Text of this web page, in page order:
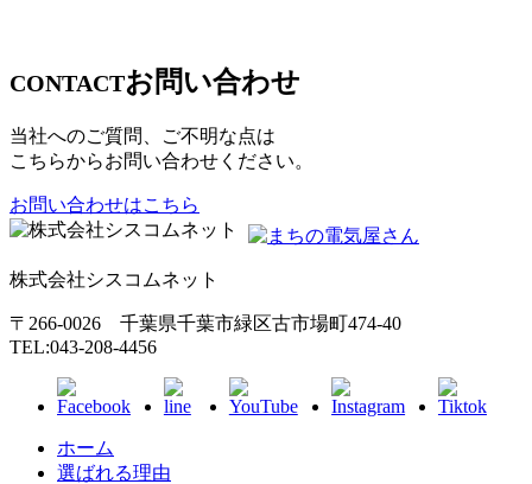
CONTACTお問い合わせ
当社へのご質問、ご不明な点は
こちらからお問い合わせください。
お問い合わせはこちら
株式会社シスコムネット
〒266-0026 千葉県千葉市緑区古市場町474-40
TEL:043-208-4456
ホーム
選ばれる理由